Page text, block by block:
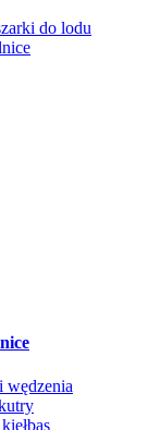
do lodu
wędzenia